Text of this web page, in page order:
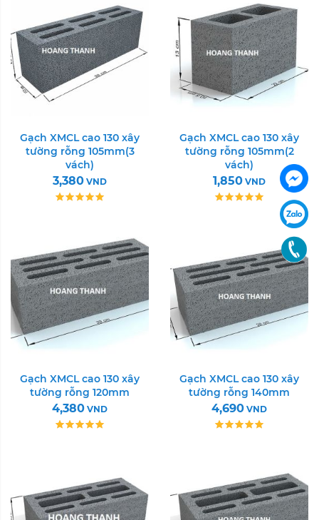
Gạch XMCL cao 130 xây
tường rỗng 105mm(3
vách)
3,380 VND
Gạch XMCL cao 130 xây
tường rỗng 105mm(2
vách)
1,850 VND
Gạch XMCL cao 130 xây
tường rỗng 120mm
4,380 VND
Gạch XMCL cao 130 xây
tường rỗng 140mm
4,690 VND